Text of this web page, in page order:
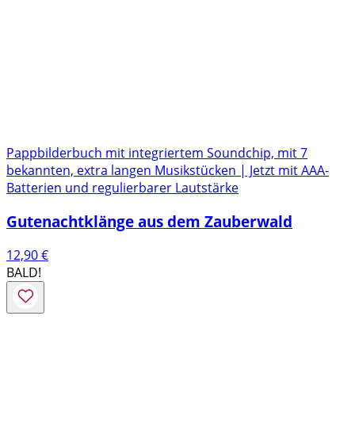
Pappbilderbuch mit integriertem Soundchip, mit 7
bekannten, extra langen Musikstücken | Jetzt mit AAA-
Batterien und regulierbarer Lautstärke
Gutenachtklänge aus dem Zauberwald
12,90€
BALD!